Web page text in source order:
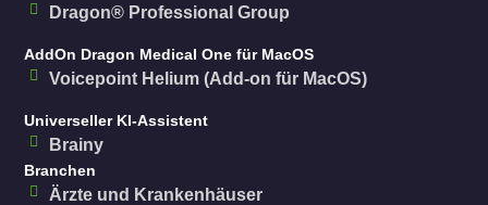
Dragon® Professional Group
AddOn Dragon Medical One für MacOS
Voicepoint Helium (Add-on für MacOS)
Universeller KI-Assistent
Brainy
Branchen
Ärzte und Krankenhäuser